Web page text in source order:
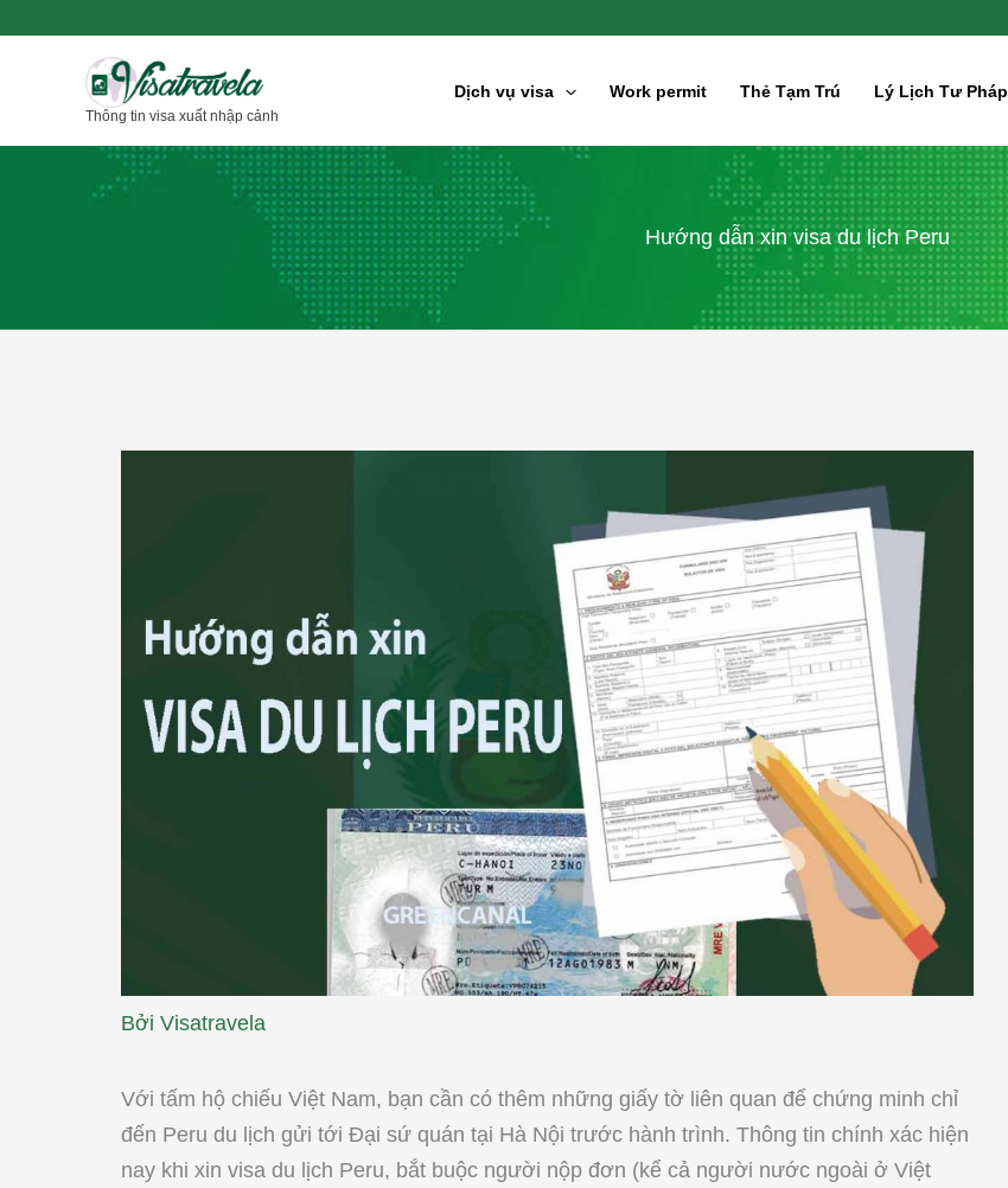
Thông tin visa xuất nhập cảnh
Dịch vụ visa Work permit Thẻ Tạm Trú Lý Lịch Tư Pháp
Hướng dẫn xin visa du lịch Peru
Bởi Visatravela
Với tấm hộ chiếu Việt Nam, bạn cần có thêm những giấy tờ liên quan để chứng minh chỉ
đến Peru du lịch gửi tới Đại sứ quán tại Hà Nội trước hành trình. Thông tin chính xác hiện
nay khi xin visa du lịch Peru, bắt buộc người nộp đơn (kể cả người nước ngoài ở Việt